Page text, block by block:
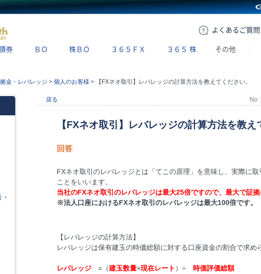
よくある ご質問
券 ＢＯ 株ＢＯ ３６５ＦＸ ３６５ 株 その他
金・レバレッジ > 個人のお客様 > 【FXネオ取引】レバレッジの計算方法を教えてください。
戻る No
【FXネオ取引】レバレッジの計算方法を教え
回答
FXネオ取引のレバレッジとは「てこの原理」を意味し、実際に
ことをいいます。
当社のFXネオ取引のレバレッジは最大25倍ですので、最大で証拠
※法人口座におけるFXネオ取引のレバレッジは最大100倍です。
【レバレッジの計算方法】
レバレッジは保有建玉の時価総額に対する口座資金の割合で求め
レバレッジ =（建玉数量×現在レート ）÷ 時価評価総額